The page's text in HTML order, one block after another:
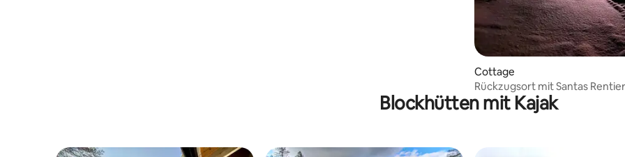
Cottage
Rückzugsort mit Santas
Sauna | Schlittenfahren
Blockhütten mit Kajak